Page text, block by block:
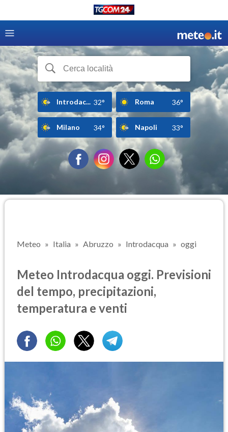
Introdac... 32° Roma 36°
Milano 34° Napoli 33°
Meteo Italia Abruzzo Introdacqua oggi
Meteo Introdacqua oggi. Previsioni
del tempo, precipitazioni,
temperatura e venti